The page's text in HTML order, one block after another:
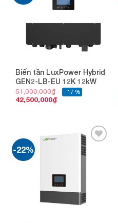
Biến tần LuxPower Hybrid
GEN2-LB-EU 12K 12kW
51,000,000₫ - 17 %
42,500,000₫
-22%